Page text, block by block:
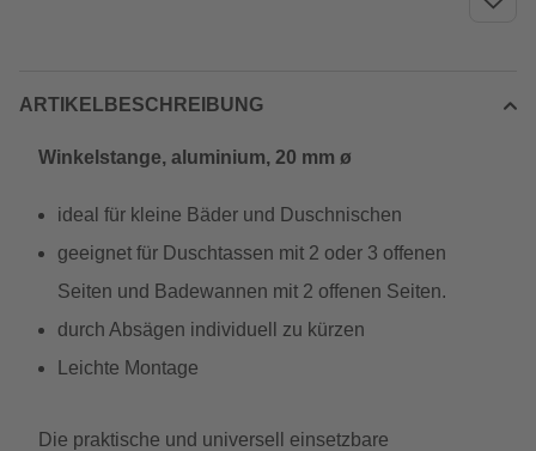
ARTIKELBESCHREIBUNG
Winkelstange, aluminium, 20 mm ø
ideal für kleine Bäder und Duschnischen
geeignet für Duschtassen mit 2 oder 3 offenen
Seiten und Badewannen mit 2 offenen Seiten.
durch Absägen individuell zu kürzen
Leichte Montage
Die praktische und universell einsetzbare